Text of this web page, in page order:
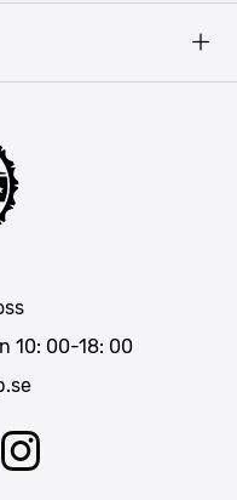
10: 00-18: 00